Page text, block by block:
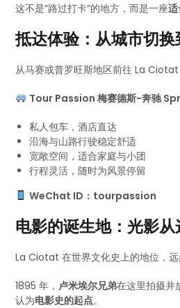
这不是“路过打卡”的地方，而是一座
抵达体验：从城市切
从马赛或普罗旺斯地区前往 La Ciotat
Tour Passion 梅赛德斯-奔驰
私人包车，酒店直达
沿海与山路行驶稳定舒适
宽敞空间，适合家庭与小团
行程灵活，随时为风景停留
WeChat ID：tourpassion
电影的诞生地：光影
La Ciotat 在世界文化史上的地位，远
1895 年，卢米埃尔兄弟在这里拍摄并
认为电影史的起点。